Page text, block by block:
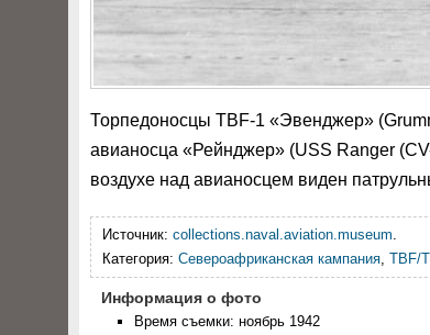
Торпедоносцы TBF-1 «Эвенджер»
авианосца «Рейнджер» (USS Ranger
воздухе над авианосцем виден
Источник: collections.naval.aviation.museum.
Категория: Североафриканская кампания, TBF/
Информация о фото
Время съемки: ноябрь 1942